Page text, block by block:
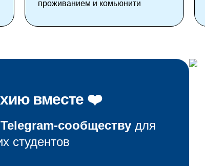
проживанием и комьюнити
вместе ❤️
Telegram-сообществу для
студентов